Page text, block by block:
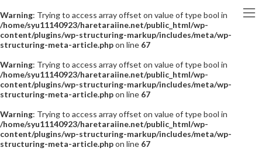
Warning: Trying to access array offset on value of type bool in
/home/syu11140923/haretaraiine.net/public_html/wp-
content/plugins/wp-structuring-markup/includes/meta/wp-
structuring-meta-article.phpon line 67
Warning: Trying to access array offset on value of type bool in
/home/syu11140923/haretaraiine.net/public_html/wp-
content/plugins/wp-structuring-markup/includes/meta/wp-
structuring-meta-article.phpon line 67
Warning: Trying to access array offset on value of type bool in
/home/syu11140923/haretaraiine.net/public_html/wp-
content/plugins/wp-structuring-markup/includes/meta/wp-
structuring-meta-article.phpon line 67